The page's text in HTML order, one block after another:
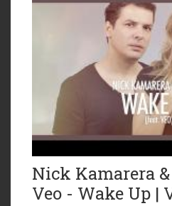
Nick Kamarera
Veo - Wake Up |